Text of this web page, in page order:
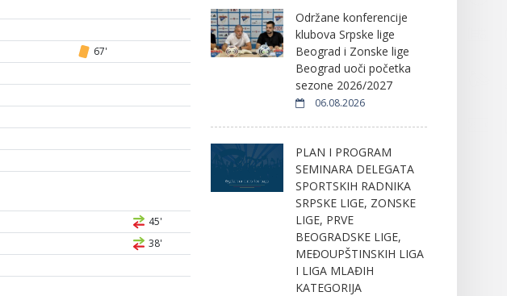
67'
45'
38'
Održane konferencije
klubova Srpske lige
Beograd i Zonske lige
Beograd uoči početka
sezone 2026/2027
06.08.2026
PLAN I PROGRAM
SEMINARA DELEGATA
SPORTSKIH RADNIKA
SRPSKE LIGE, ZONSKE
LIGE, PRVE
BEOGRADSKE LIGE,
MEĐOUPŠTINSKIH LIGA
I LIGA MLAĐIH
KATEGORIJA